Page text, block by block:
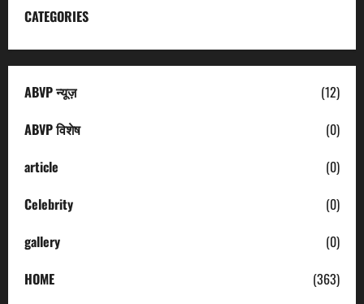
CATEGORIES
ABVP न्यूज़
(12)
ABVP विशेष
(0)
article
(0)
Celebrity
(0)
gallery
(0)
HOME
(363)